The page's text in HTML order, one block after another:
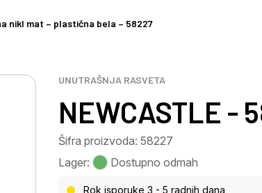
nikl mat – plastična bela – 58227
UNUTRAŠNJA RASVETA
NEWCASTLE -
Šifra proizvoda: 58227
Lager:
Dostupno odmah
Rok isporuke 3 - 5 radnih dana